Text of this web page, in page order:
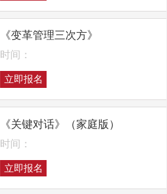
《变革管理三次方》
时间：
立即报名
《关键对话》（家庭版）
时间：
立即报名